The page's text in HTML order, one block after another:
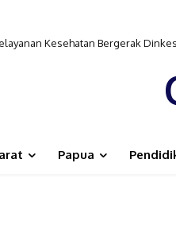
Kesehatan Bergerak
Papua